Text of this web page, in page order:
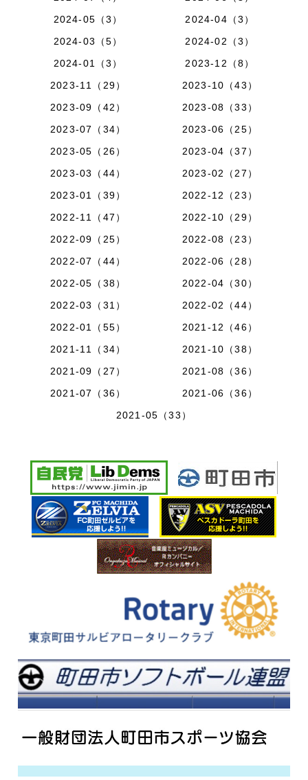
2024-05（3）
2024-04（3）
2024-03（5）
2024-02（3）
2024-01（3）
2023-12（8）
2023-11（29）
2023-10（43）
2023-09（42）
2023-08（33）
2023-07（34）
2023-06（25）
2023-05（26）
2023-04（37）
2023-03（44）
2023-02（27）
2023-01（39）
2022-12（23）
2022-11（47）
2022-10（29）
2022-09（25）
2022-08（23）
2022-07（44）
2022-06（28）
2022-05（38）
2022-04（30）
2022-03（31）
2022-02（44）
2022-01（55）
2021-12（46）
2021-11（34）
2021-10（38）
2021-09（27）
2021-08（36）
2021-07（36）
2021-06（36）
2021-05（33）